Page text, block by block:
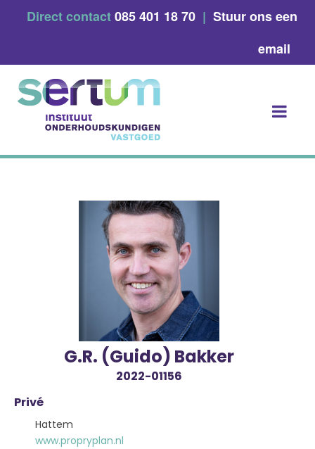
Direct contact085 401 18 70 | Stuur ons een
email
G.R. (Guido) Bakker
2022-01156
Privé
Hattem
www.propryplan.nl